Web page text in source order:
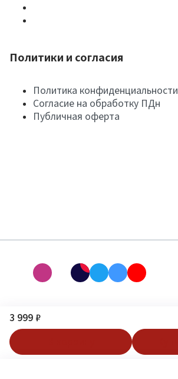
3 999 ₽
Политики и согласия
Политика конфиденциальности
Согласие на обработку ПДн
Публичная оферта